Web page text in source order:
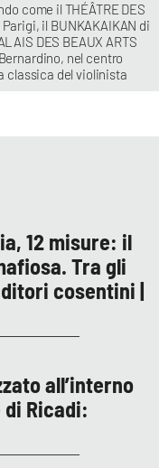
come il THÉÂTRE DES
il BUNKAKAIKAN di
DES BEAUX ARTS
nel centro
classica del violinista
12 misure: il
Tra gli
cosentini |
all’interno
di Ricadi: